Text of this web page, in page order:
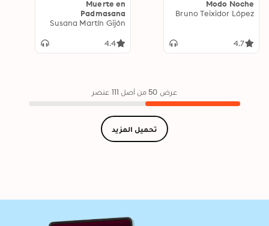
Modo Noche
Bruno Teixidor López
4.7
Muerte en
Padmasana
Susana Martín Gijón
4.4
عرض 50 من أصل 111 عنصر
تحميل المزيد